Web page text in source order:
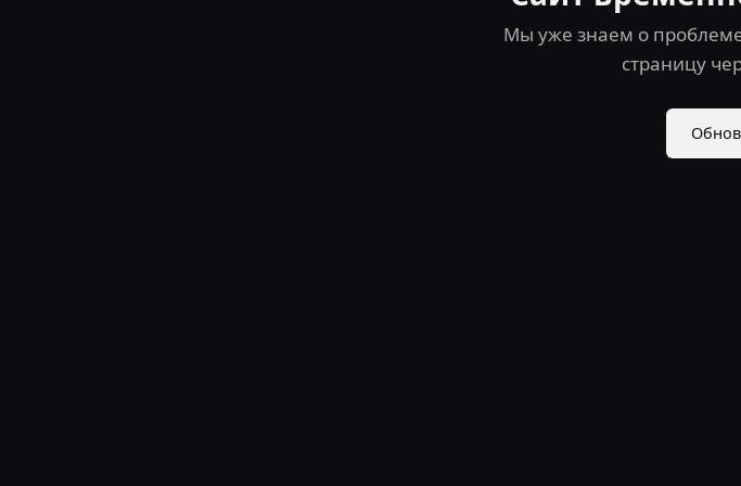
Мы уже знаем о
страницу